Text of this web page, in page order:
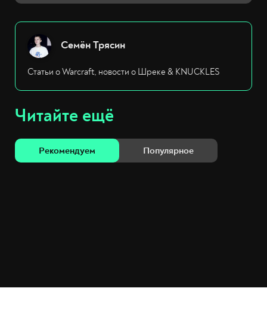
Семён Трясин
Статьи о Warcraft, новости о Шреке & KNUCKLES
Читайте ещё
Рекомендуем Популярное